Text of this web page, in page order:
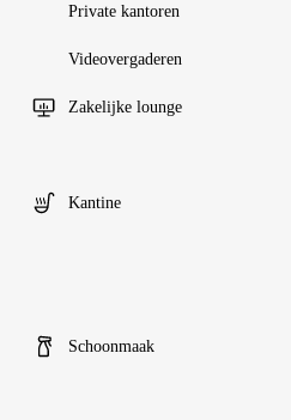
Private kantoren
Videovergaderen
Zakelijke lounge
Kantine
Schoonmaak